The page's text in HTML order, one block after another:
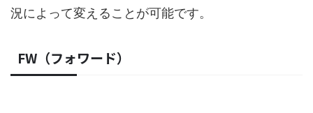
況によって変えることが可能です。
FW（フォワード）